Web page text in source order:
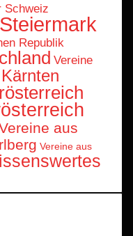
Schweiz
Republik
Vereine
aus
Vereine aus